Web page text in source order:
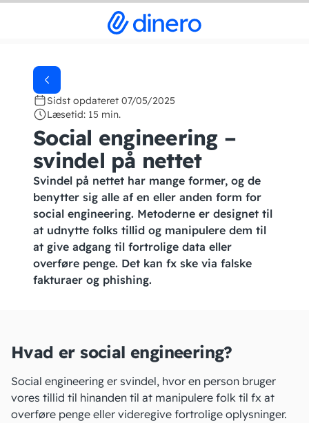
Sidst opdateret 07/05/2025
Læsetid: 15 min.
Social engineering –
svindel på nettet
Svindel på nettet har mange former, og de
benytter sig alle af en eller anden form for
social engineering. Metoderne er designet til
at udnytte folks tillid og manipulere dem til
at give adgang til fortrolige data eller
overføre penge. Det kan fx ske via falske
fakturaer og phishing.
Hvad er social engineering?
Social engineering er svindel, hvor en person bruger
vores tillid til hinanden til at manipulere folk til fx at
overføre penge eller videregive fortrolige oplysninger.